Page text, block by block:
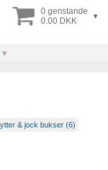
0 genstande
0.00 DKK
▾
& jock bukser (6)